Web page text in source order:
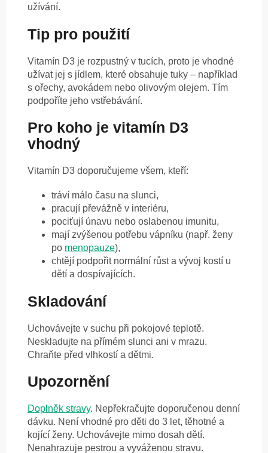
užívání.
Tip pro použití
Vitamín D3 je rozpustný v tucích, proto je vhodné
užívat jej s jídlem, které obsahuje tuky – například
s ořechy, avokádem nebo olivovým olejem. Tím
podpoříte jeho vstřebávání.
Pro koho je vitamín D3
vhodný
Vitamín D3 doporučujeme všem, kteří:
tráví málo času na slunci,
pracují převážně v interiéru,
pociťují únavu nebo oslabenou imunitu,
mají zvýšenou potřebu vápníku (např. ženy
po menopauze),
chtějí podpořit normální růst a vývoj kostí u
dětí a dospívajících.
Skladování
Uchovávejte v suchu při pokojové teplotě.
Neskladujte na přímém slunci ani v mrazu.
Chraňte před vlhkostí a dětmi.
Upozornění
Doplněk stravy. Nepřekračujte doporučenou denní
dávku. Není vhodné pro děti do 3 let, těhotné a
kojící ženy. Uchovávejte mimo dosah dětí.
Nenahrazuje pestrou a vyváženou stravu.